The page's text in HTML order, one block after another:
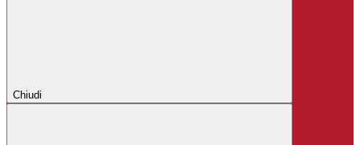
Chiudi